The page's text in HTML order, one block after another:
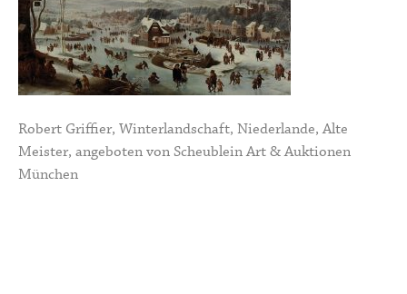
Robert Griffier, Winterlandschaft, Niederlande, Alte
Meister, angeboten von Scheublein Art & Auktionen
München